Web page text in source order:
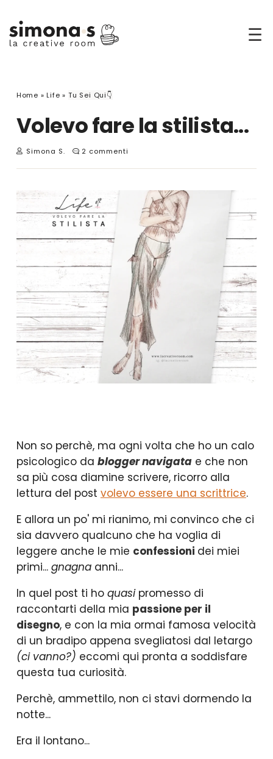
☰
Home » Life »Tu Sei Qui👇
Volevo fare la stilista...
Simona S. 2 commenti
Non so perchè, ma ogni volta che ho un calo
psicologico da blogger navigatae che non
sa più cosa diamine scrivere, ricorro alla
lettura del post volevo essere una scrittrice.
E allora un po' mi rianimo, mi convinco che ci
sia davvero qualcuno che ha voglia di
leggere anche le mie confessioni dei miei
primi... gnagnaanni...
In quel post ti ho quasipromesso di
raccontarti della mia passione per il
disegno, e con la mia ormai famosa velocità
di un bradipo appena svegliatosi dal letargo
(ci vanno?) eccomi qui pronta a soddisfare
questa tua curiosità.
Perchè, ammettilo, non ci stavi dormendo la
notte...
Era il lontano...